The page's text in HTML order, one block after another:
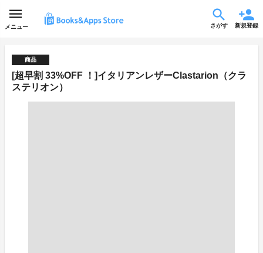
メニュー さがす 新規登録
商品
[超早割 33%OFF ！]イタリアンレザーClastarion（クラ
ステリオン）